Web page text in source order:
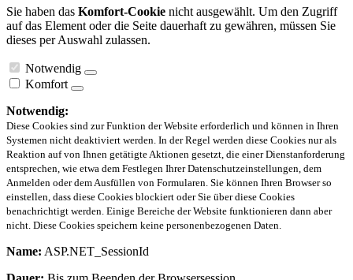
Sie haben das Komfort-Cookie nicht ausgewählt. Um den Zugriff
auf das Element oder die Seite dauerhaft zu gewähren, müssen Sie
dieses per Auswahl zulassen.
Notwendig
Komfort
Notwendig:
Diese Cookies sind zur Funktion der Website erforderlich und können in Ihren
Systemen nicht deaktiviert werden. In der Regel werden diese Cookies nur als
Reaktion auf von Ihnen getätigte Aktionen gesetzt, die einer Dienstanforderung
entsprechen, wie etwa dem Festlegen Ihrer Datenschutzeinstellungen, dem
Anmelden oder dem Ausfüllen von Formularen. Sie können Ihren Browser so
einstellen, dass diese Cookies blockiert oder Sie über diese Cookies
benachrichtigt werden. Einige Bereiche der Website funktionieren dann aber
nicht. Diese Cookies speichern keine personenbezogenen Daten.
Name: ASP.NET_SessionId